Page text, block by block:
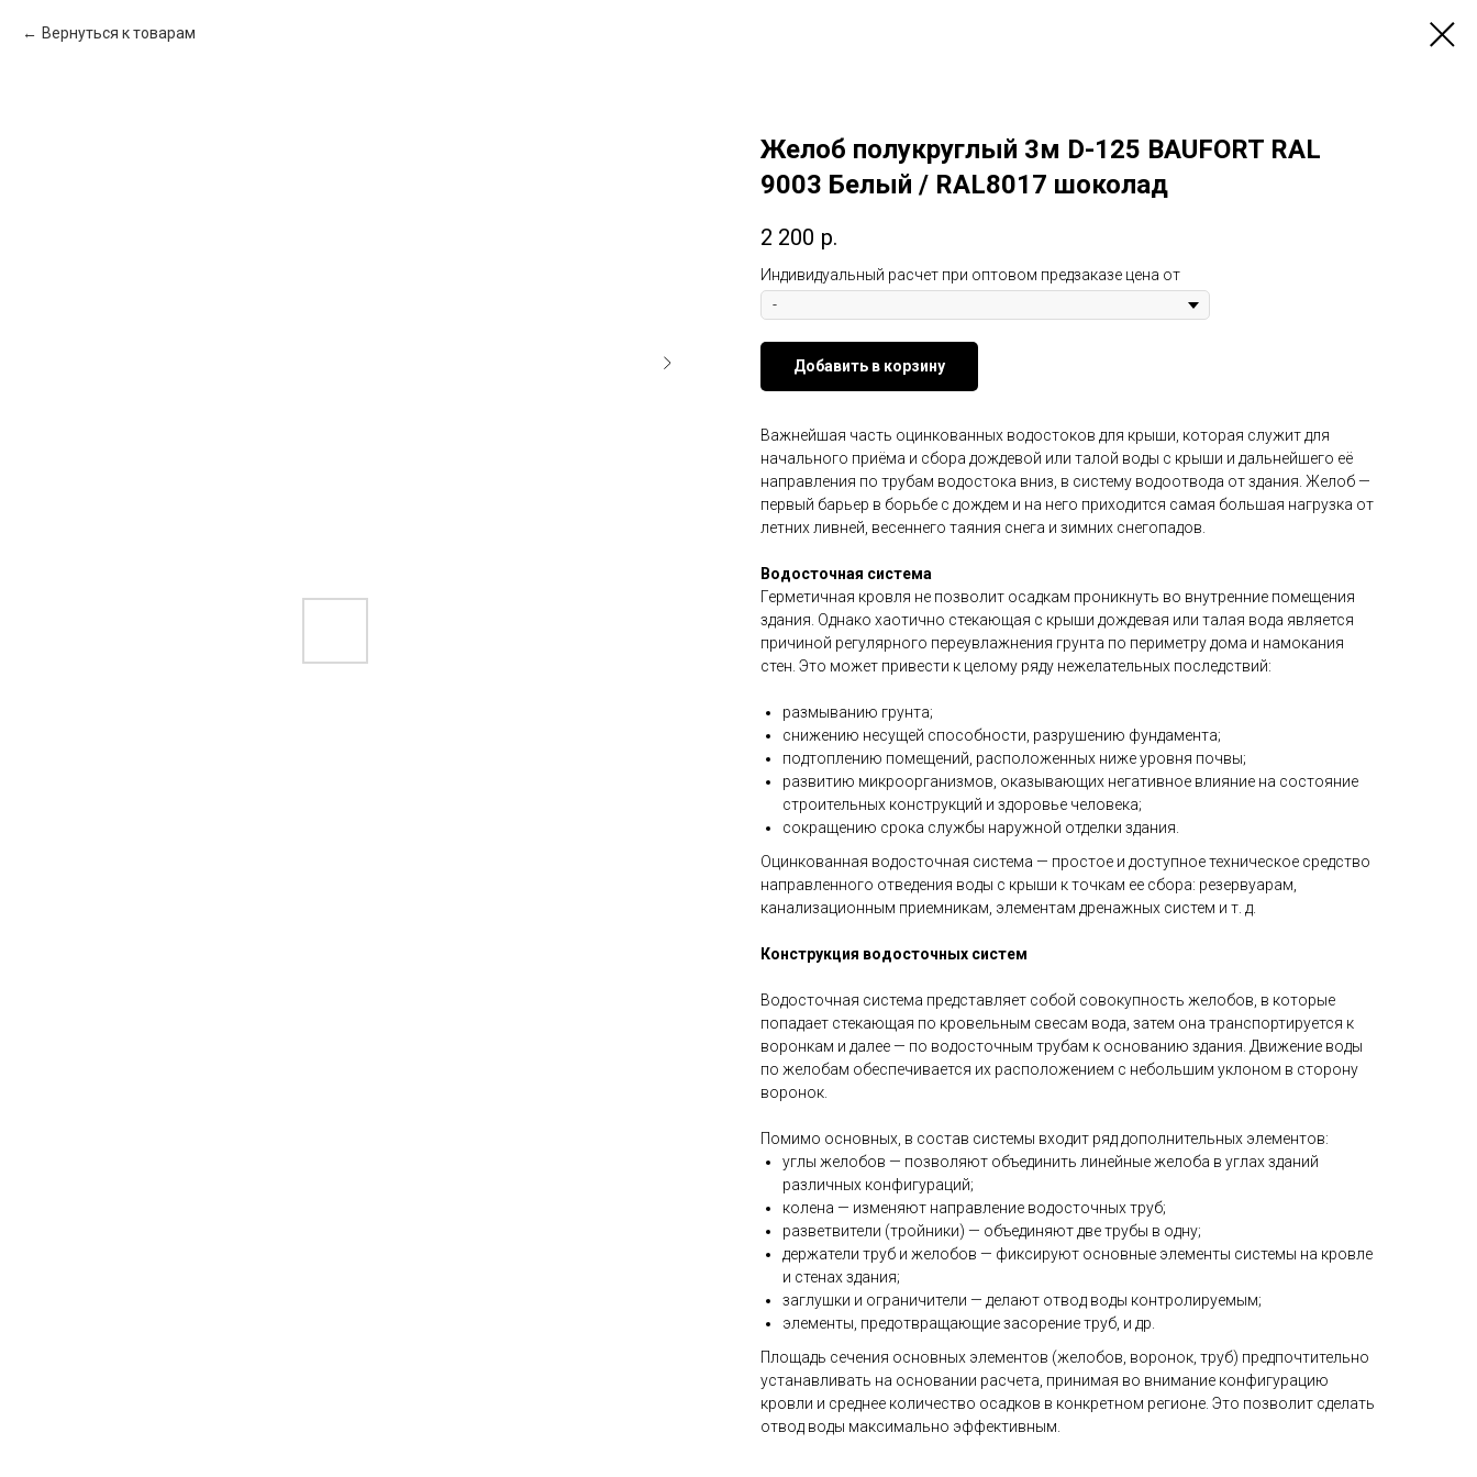
Вернуться к товарам
Желоб полукруглый 3м D-125 BAUFORT RAL
9003 Белый / RAL8017 шоколад
2 200 р.
Индивидуальный расчет при оптовом предзаказе цена от
Добавить в корзину
Важнейшая часть оцинкованных водостоков для крыши, которая служит для
начального приёма и сбора дождевой или талой воды с крыши и дальнейшего её
направления по трубам водостока вниз, в систему водоотвода от здания. Желоб —
первый барьер в борьбе с дождем и на него приходится самая большая нагрузка от
летних ливней, весеннего таяния снега и зимних снегопадов.
Водосточная система
Герметичная кровля не позволит осадкам проникнуть во внутренние помещения
здания. Однако хаотично стекающая с крыши дождевая или талая вода является
причиной регулярного переувлажнения грунта по периметру дома и намокания
стен. Это может привести к целому ряду нежелательных последствий:
размыванию грунта;
снижению несущей способности, разрушению фундамента;
подтоплению помещений, расположенных ниже уровня почвы;
развитию микроорганизмов, оказывающих негативное влияние на состояние
строительных конструкций и здоровье человека;
сокращению срока службы наружной отделки здания.
Оцинкованная водосточная система — простое и доступное техническое средство
направленного отведения воды с крыши к точкам ее сбора: резервуарам,
канализационным приемникам, элементам дренажных систем и т. д.
Конструкция водосточных систем
Водосточная система представляет собой совокупность желобов, в которые
попадает стекающая по кровельным свесам вода, затем она транспортируется к
воронкам и далее — по водосточным трубам к основанию здания. Движение воды
по желобам обеспечивается их расположением с небольшим уклоном в сторону
воронок.
Помимо основных, в состав системы входит ряд дополнительных элементов:
углы желобов — позволяют объединить линейные желоба в углах зданий
различных конфигураций;
колена — изменяют направление водосточных труб;
разветвители (тройники) — объединяют две трубы в одну;
держатели труб и желобов — фиксируют основные элементы системы на кровле
и стенах здания;
заглушки и ограничители — делают отвод воды контролируемым;
элементы, предотвращающие засорение труб, и др.
Площадь сечения основных элементов (желобов, воронок, труб) предпочтительно
устанавливать на основании расчета, принимая во внимание конфигурацию
кровли и среднее количество осадков в конкретном регионе. Это позволит сделать
отвод воды максимально эффективным.